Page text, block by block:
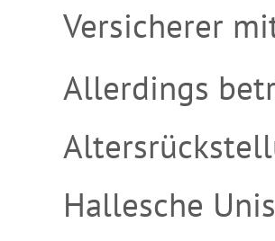
Versicherer
Allerdings
Hallesche